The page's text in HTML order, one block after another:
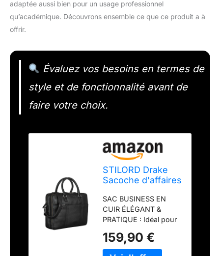
adaptée aussi bien pour un usage professionnel
qu’académique. Découvrons ensemble ce que ce produit a à
offrir.
Évaluez vos besoins en termes de
style et de fonctionnalité avant de
faire votre choix.
STILORD Drake
Sacoche d'affaires
Business Cuir
Homme Femme |
Vintage Sac
Bureau Grand
Format pour
Bureau, Travail &
SAC BUSINESS EN
CUIR ÉLÉGANT &
PRATIQUE : Idéal pour
les voyages d’affaires.
Design vintage
159,90 €